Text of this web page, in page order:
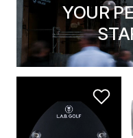
YOUR